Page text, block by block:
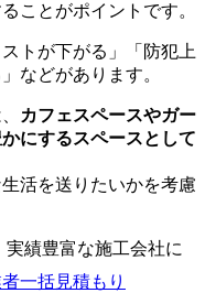
ことがポイントです。
トが下がる」「防犯上
などがあります。
カフェスペースやガー
にするスペースとして
活を送りたいかを考慮
績豊富な施工会社に
一括見積もり